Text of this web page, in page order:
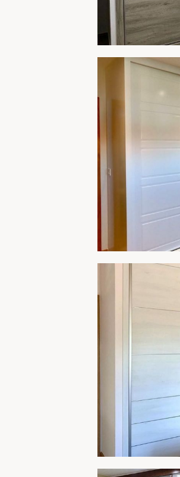
ARMARIO 264
ARMARIO 263
ARMARIO